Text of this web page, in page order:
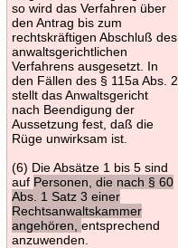
so wird das Verfahren über
den Antrag bis zum
rechtskräftigen Abschluß des
anwaltsgerichtlichen
Verfahrens ausgesetzt. In
den Fällen des § 115a Abs. 2
stellt das Anwaltsgericht
nach Beendigung der
Aussetzung fest, daß die
Rüge unwirksam ist.
(6) Die Absätze 1 bis 5 sind
auf Personen, die nach § 60
Abs. 1 Satz 3 einer
Rechtsanwaltskammer
angehören, entsprechend
anzuwenden.